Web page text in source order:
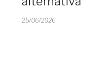
25/06/2026